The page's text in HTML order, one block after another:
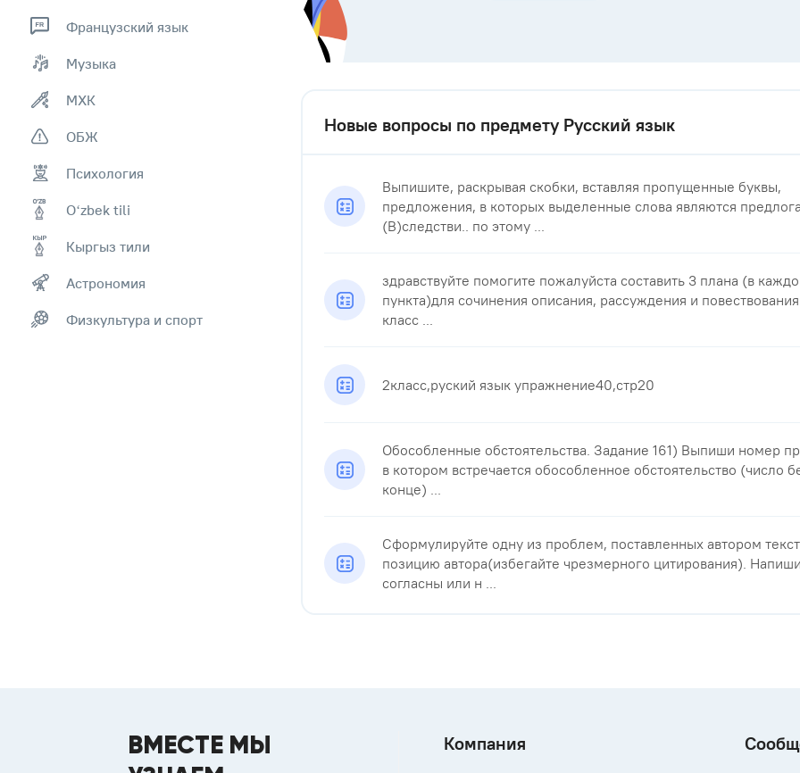
Французский язык
Музыка
МХК
ОБЖ
Психология
Оʻzbek tili
Кыргыз тили
Астрономия
Физкультура и спорт
Новые вопросы по предмету Русский язык
Выпишите, раскрывая скобки, вставляя пропущенные буквы,
предложения, в которых выделенные слова являются
(В)следстви.. по этому ...
здравствуйте помогите пожалуйста составить 3 плана (в
пункта)для сочинения описания, рассуждения и
класс ...
2класс,руский язык упражнение40,стр20
Обособленные обстоятельства. Задание 161) Выпиши номер
в котором встречается обособленное обстоятельство (число
конце) ...
Сформулируйте одну из проблем, поставленных автором
позицию автора(избегайте чрезмерного цитирования).
согласны или н ...
ВМЕСТЕ МЫ
Компания